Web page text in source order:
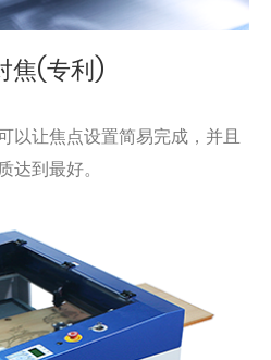
焦(专利)
以让焦点设置简易完成，并且
到最好。